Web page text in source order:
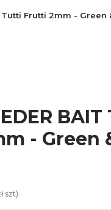
Tutti Frutti 2mm - Green
- Green
szt)